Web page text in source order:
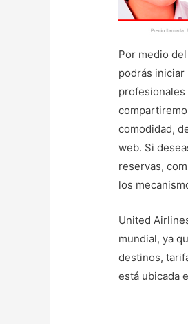
Por medio
podrás iniciar
profesionales
comodidad,
web. Si
reservas,
los
United
mundial, ya
destinos,
está ubicada